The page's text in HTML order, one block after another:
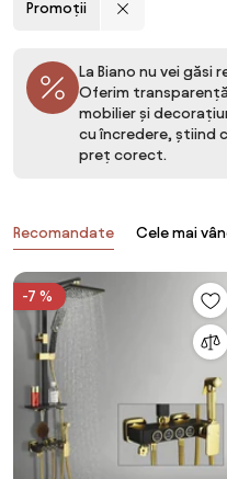
Promoții
La Biano nu vei găsi
Oferim
mobilier și
cu încredere, știind
preț corect.
Produse
Recomandate Cele mai
-7 %